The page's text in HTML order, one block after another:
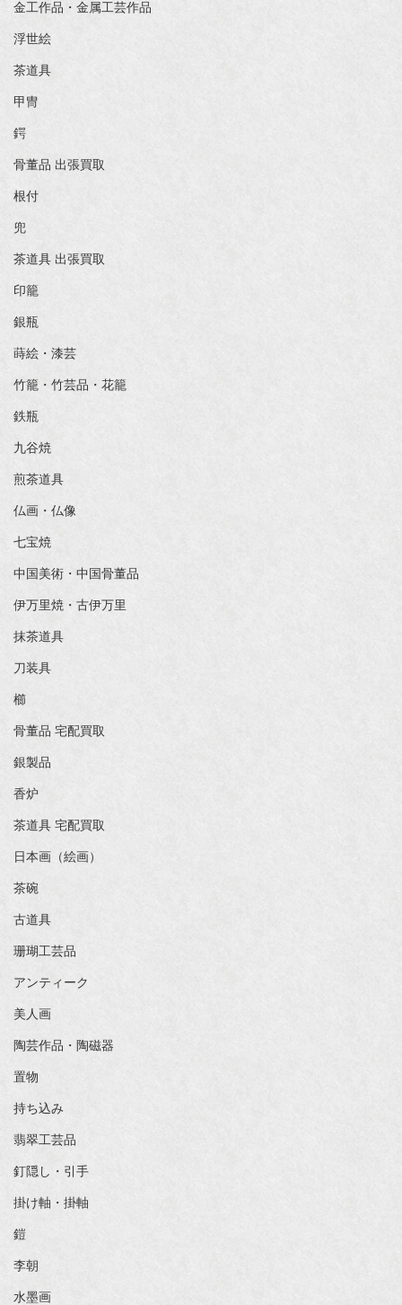
金工作品・金属工芸作品
浮世絵
茶道具
甲冑
鍔
骨董品 出張買取
根付
兜
茶道具 出張買取
印籠
銀瓶
蒔絵・漆芸
竹籠・竹芸品・花籠
鉄瓶
九谷焼
煎茶道具
仏画・仏像
七宝焼
中国美術・中国骨董品
伊万里焼・古伊万里
抹茶道具
刀装具
櫛
骨董品 宅配買取
銀製品
香炉
茶道具 宅配買取
日本画（絵画）
茶碗
古道具
珊瑚工芸品
アンティーク
美人画
陶芸作品・陶磁器
置物
持ち込み
翡翠工芸品
釘隠し・引手
掛け軸・掛軸
鎧
李朝
水墨画